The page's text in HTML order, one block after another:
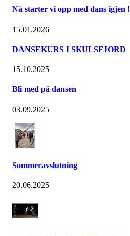
Nå starter vi opp med dans igjen !
15.01.2026
DANSEKURS I SKULSFJORD
15.10.2025
Bli med på dansen
03.09.2025
Sommeravslutning
20.06.2025